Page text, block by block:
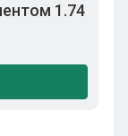
1.74